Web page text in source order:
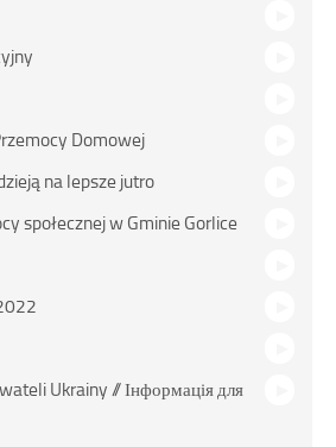
Domowej
na lepsze jutro
społecznej w Gminie Gorlice
Ukrainy // Інформація для